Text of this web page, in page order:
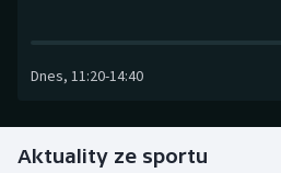
Gymnastika
Dnes, 11:20-14:40
Aktuality ze sportu